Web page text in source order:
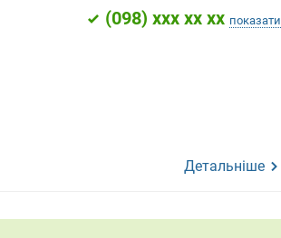
(098) xxx xx xx показати
Детальніше